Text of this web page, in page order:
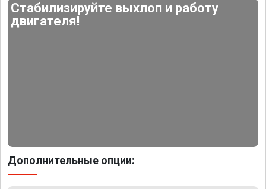
Стабилизируйте выхлоп и работу
двигателя!
Дополнительные опции: